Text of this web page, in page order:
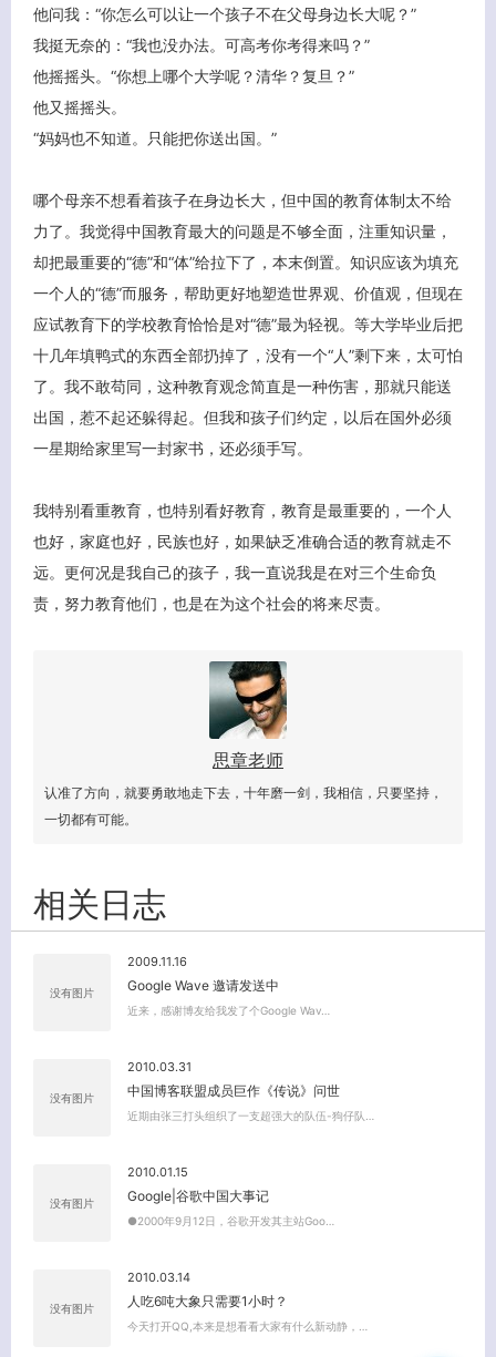
他问我：“你怎么可以让一个孩子不在父母身边长大呢？”
我挺无奈的：“我也没办法。可高考你考得来吗？”
他摇摇头。“你想上哪个大学呢？清华？复旦？”
他又摇摇头。
“妈妈也不知道。只能把你送出国。”
哪个母亲不想看着孩子在身边长大，但中国的教育体制太不给
力了。我觉得中国教育最大的问题是不够全面，注重知识量，
却把最重要的“德”和“体”给拉下了，本末倒置。知识应该为填充
一个人的“德”而服务，帮助更好地塑造世界观、价值观，但现在
应试教育下的学校教育恰恰是对“德”最为轻视。等大学毕业后把
十几年填鸭式的东西全部扔掉了，没有一个“人”剩下来，太可怕
了。我不敢苟同，这种教育观念简直是一种伤害，那就只能送
出国，惹不起还躲得起。但我和孩子们约定，以后在国外必须
一星期给家里写一封家书，还必须手写。
我特别看重教育，也特别看好教育，教育是最重要的，一个人
也好，家庭也好，民族也好，如果缺乏准确合适的教育就走不
远。更何况是我自己的孩子，我一直说我是在对三个生命负
责，努力教育他们，也是在为这个社会的将来尽责。
思章老师
认准了方向，就要勇敢地走下去，十年磨一剑，我相信，只要坚持，
一切都有可能。
相关日志
没有图片
2009.11.16
Google Wave 邀请发送中
近来，感谢博友给我发了个Google Wav…
没有图片
2010.03.31
中国博客联盟成员巨作《传说》问世
近期由张三打头组织了一支超强大的队伍-狗仔队…
没有图片
2010.01.15
Google|谷歌中国大事记
●2000年9月12日，谷歌开发其主站Goo…
没有图片
2010.03.14
人吃6吨大象只需要1小时？
今天打开QQ,本来是想看看大家有什么新动静，…